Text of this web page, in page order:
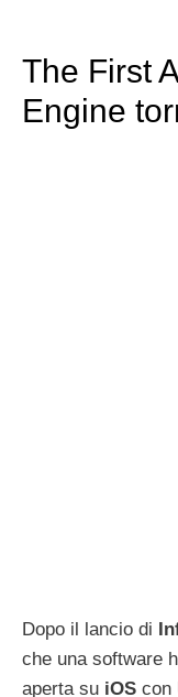
The First
Engine
Dopo il lancio di
che una software
aperta su iOS con